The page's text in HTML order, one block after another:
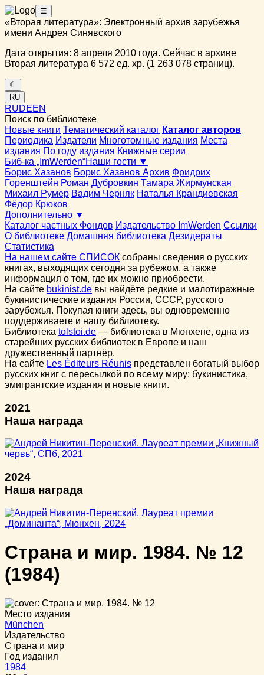
☰
«Вторая литература»: Электронный архив зарубежья
имени Андрея Синявского
Дата открытия: 8 апреля 2010 года. Сейчас в архиве
Вторая литература 6 572 ед. хр. (1 263 078 страниц).
☾
RU
RUDEEN
Поиск по библиотеке
Новые книги Тематический каталог Каталог авторов
Периодика Издатели Многотомные издания Места
издания По году издания Книжные серии
Биб-ка „ImWerden“Наши гости ▼
Борис Хазанов Борис Хазанов Архив Фридрих
Горенштейн Роман Дубровкин Тамара Жирмунская
Михаил Румер Вадим Черняк Наталья Крандиевская
Фёдор Крюков
Дополнительно ▼
Каталог частных Фондов Издательство ImWerden Ссылки
О библиотеке Домашняя библиотека Дезидераты
Статистика
На нашем сайте СПИСОК собраны сведения о русских
книгах, выходящих сегодня за рубежом, а также
информация о том, где их можно приобрести.
На сайте bukinist.de вы найдёте редкие и малотиражные
букинистические издания России, СССР, русского
зарубежья. Покупая книги здесь, вы одновременно
поддерживаете и нашу библиотеку.
Библиотека tolstoi.de — библиотека в Мюнхене, одна из
старейших русских библиотек в Европе и наш
дружественный партнёр.
На сайте Les Éditeurs Réunis представлен богатый выбор
русских книг с пересылкой по всему миру: букинистика,
эмигрантские издания и новые книги.
2021
Наша награда
2024
Наша награда
Страна и мир. 1984. № 12
(1984)
Место издания
München
Издательство
Страна и мир
Год издания
1984